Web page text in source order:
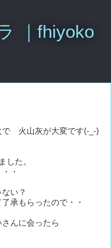
｜fhiyoko
火山灰が大変です(-_-)
した。
・
い？
承もらったので・・
んに会ったら